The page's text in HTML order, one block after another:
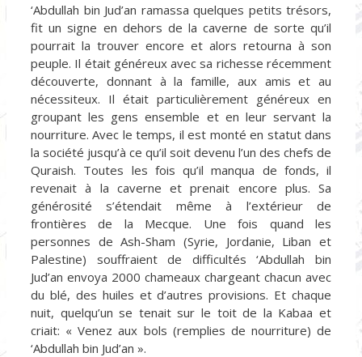
‘Abdullah bin Jud’an ramassa quelques petits trésors,
fit un signe en dehors de la caverne de sorte qu’il
pourrait la trouver encore et alors retourna à son
peuple. Il était généreux avec sa richesse récemment
découverte, donnant à la famille, aux amis et au
nécessiteux. Il était particulièrement généreux en
groupant les gens ensemble et en leur servant la
nourriture. Avec le temps, il est monté en statut dans
la société jusqu’à ce qu’il soit devenu l’un des chefs de
Quraish. Toutes les fois qu’il manqua de fonds, il
revenait à la caverne et prenait encore plus. Sa
générosité s’étendait même à l’extérieur de
frontières de la Mecque. Une fois quand les
personnes de Ash-Sham (Syrie, Jordanie, Liban et
Palestine) souffraient de difficultés ‘Abdullah bin
Jud’an envoya 2000 chameaux chargeant chacun avec
du blé, des huiles et d’autres provisions. Et chaque
nuit, quelqu’un se tenait sur le toit de la Kabaa et
criait: « Venez aux bols (remplies de nourriture) de
‘Abdullah bin Jud’an ».